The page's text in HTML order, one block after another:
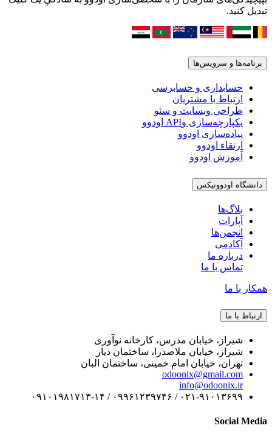
تبدیل کنید.
برنامه‌ها و سرویس‌ها
حسابداری و حسابرسی
ارتباط با مشتریان
طراحی وبسایت و سئو
یکپارچه‌سازی وAPI اودوو
پیاده‌سازی اودوو
ارتقاء اودوو
آموزش اودوو
دانشگاه اودوونیکس
بلاگ‌ها
آپارات
انجمن‌ها
آکادمی
درباره ما
تماس با ما
همکار با ما
ارتباط با ما
شیراز، خیابان مدرس، کارخانه نوآوری
شیراز، خیابان ملاصدرا، ساختمان دیار
تهران، خیابان امام خمینی، ساختمان البان
odoonix@gmail.com
info@odoonix.ir
۰۲۱-۹۱۰۱۳۶۹۹ / ۰۹۹۶۱۲۳۹۷۴۶ / ۰۹۱۰۱۹۸۱۷۱۳-۱۴
Social Media